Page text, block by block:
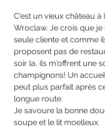
C'est un vieux château à
Wroclaw. Je crois que je
seule cliente et comme
proposent pas de
soir la, ils m'offrent une
champignons! Un
peut plus parfait après
longue route.
Je savoure la bonne
soupe et le lit moelleux.